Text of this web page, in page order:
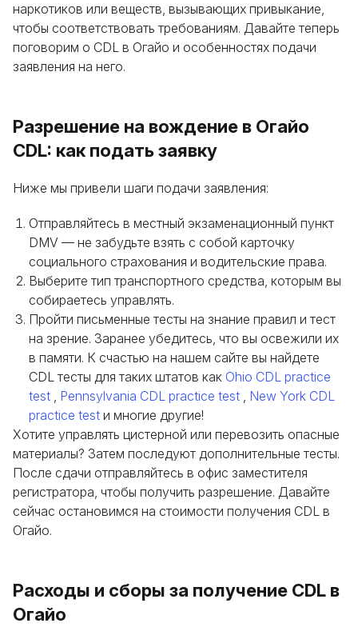
наркотиков или веществ, вызывающих привыкание,
чтобы соответствовать требованиям. Давайте теперь
поговорим о CDL в Огайо и особенностях подачи
заявления на него.
Разрешение на вождение в Огайо
CDL: как подать заявку
Ниже мы привели шаги подачи заявления:
Отправляйтесь в местный экзаменационный пункт
DMV — не забудьте взять с собой карточку
социального страхования и водительские права.
Выберите тип транспортного средства, которым вы
собираетесь управлять.
Пройти письменные тесты на знание правил и тест
на зрение. Заранее убедитесь, что вы освежили их
в памяти. К счастью на нашем сайте вы найдете
CDL тесты для таких штатов как Ohio CDL practice
test , Pennsylvania CDL practice test , New York CDL
practice test и многие другие!
Хотите управлять цистерной или перевозить опасные
материалы? Затем последуют дополнительные тесты.
После сдачи отправляйтесь в офис заместителя
регистратора, чтобы получить разрешение. Давайте
сейчас остановимся на стоимости получения CDL в
Огайо.
Расходы и сборы за получение CDL в
Огайо